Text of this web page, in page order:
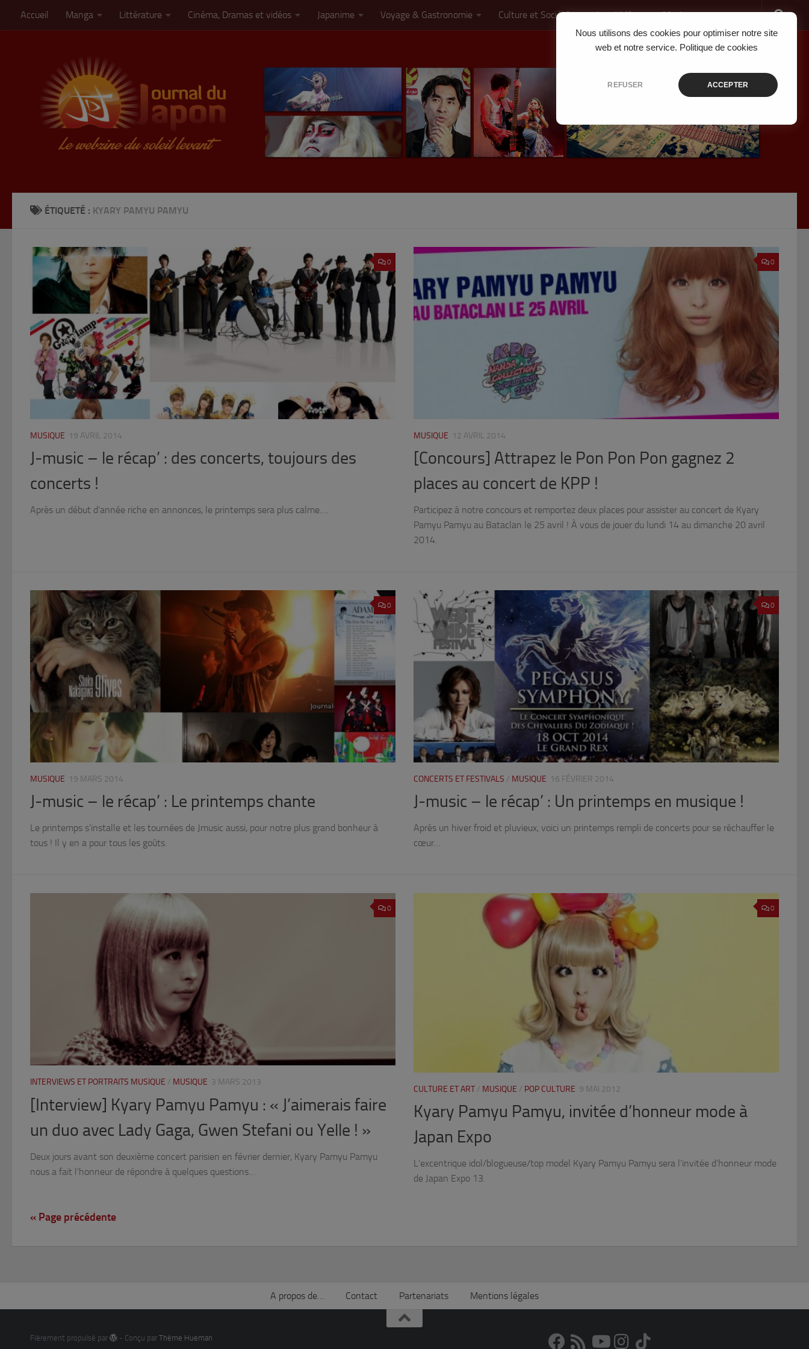
Nous utilisons des cookies pour optimiser notre site
web et notre service. Politique de cookies
REFUSER ACCEPTER
Skip to content
Accueil Manga Littérature Cinéma, Dramas et vidéos Japanime Voyage & Gastronomie Culture et Société Jeux Vidéo Musique
ÉTIQUETÉ : KYARY PAMYU PAMYU
0
MUSIQUE 19 AVRIL 2014
J-music – le récap’ : des concerts, toujours des
concerts !
Après un début d’année riche en annonces, le printemps sera plus calme….
0
MUSIQUE 12 AVRIL 2014
[Concours] Attrapez le Pon Pon Pon gagnez 2
places au concert de KPP !
Participez à notre concours et remportez deux places pour assister au concert de Kyary
Pamyu Pamyu au Bataclan le 25 avril ! À vous de jouer du lundi 14 au dimanche 20 avril
2014.
0
MUSIQUE 19 MARS 2014
J-music – le récap’ : Le printemps chante
Le printemps s’installe et les tournées de Jmusic aussi, pour notre plus grand bonheur à
tous ! Il y en a pour tous les goûts.
0
CONCERTS ET FESTIVALS / MUSIQUE 16 FÉVRIER 2014
J-music – le récap’ : Un printemps en musique !
Après un hiver froid et pluvieux, voici un printemps rempli de concerts pour se réchauffer le
cœur…
0
INTERVIEWS ET PORTRAITS MUSIQUE / MUSIQUE 3 MARS 2013
[Interview] Kyary Pamyu Pamyu : « J’aimerais faire
un duo avec Lady Gaga, Gwen Stefani ou Yelle ! »
Deux jours avant son deuxième concert parisien en février dernier, Kyary Pamyu Pamyu
nous a fait l’honneur de répondre à quelques questions…
0
CULTURE ET ART / MUSIQUE / POP CULTURE 9 MAI 2012
Kyary Pamyu Pamyu, invitée d’honneur mode à
Japan Expo
L’excentrique idol/blogueuse/top model Kyary Pamyu Pamyu sera l’invitée d’honneur mode
de Japan Expo 13.
« Page précédente
A propos de… Contact Partenariats Mentions légales
Fièrement propulsé par - Conçu parThème Hueman